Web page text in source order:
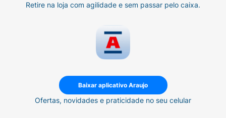
Retire na loja com agilidade e sem passar pelo caixa.
Baixar aplicativo Araujo
Ofertas, novidades e praticidade no seu celular